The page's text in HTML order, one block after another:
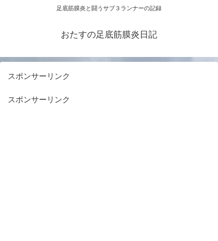
足底筋膜炎と闘うサブ３ランナーの記録
おたすの足底筋膜炎日記
スポンサーリンク
スポンサーリンク